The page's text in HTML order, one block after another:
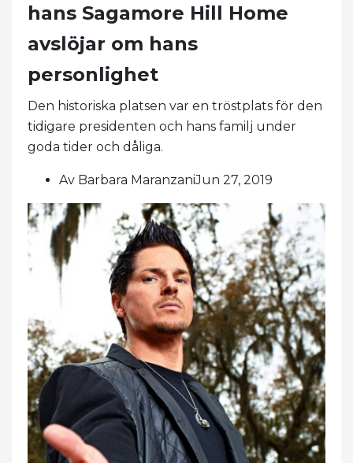
hans Sagamore Hill Home
avslöjar om hans
personlighet
Den historiska platsen var en tröstplats för den
tidigare presidenten och hans familj under
goda tider och dåliga.
Av Barbara MaranzaniJun 27, 2019